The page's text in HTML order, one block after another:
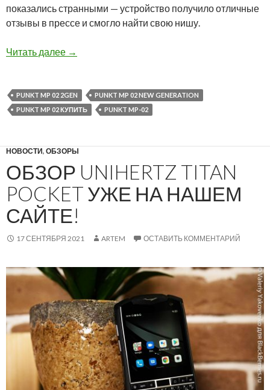
показались странными — устройство получило отличные
отзывы в прессе и смогло найти свою нишу.
Читать далее Представляем новое поколение телефонов
→
PUNKT MP 02 2GEN
PUNKT MP 02 NEW GENERATION
PUNKT MP 02 КУПИТЬ
PUNKT MP-02
НОВОСТИ, ОБЗОРЫ
ОБЗОР UNIHERTZ TITAN
POCKET УЖЕ НА НАШЕМ
САЙТЕ!
17 СЕНТЯБРЯ 2021 ARTEM ОСТАВИТЬ КОММЕНТАРИЙ